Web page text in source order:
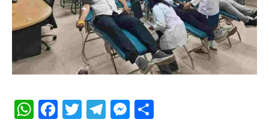
WhatsApp
Facebook
Twitter
Telegram
Messenger